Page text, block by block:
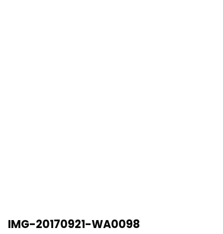
IMG-20170921-WA0098